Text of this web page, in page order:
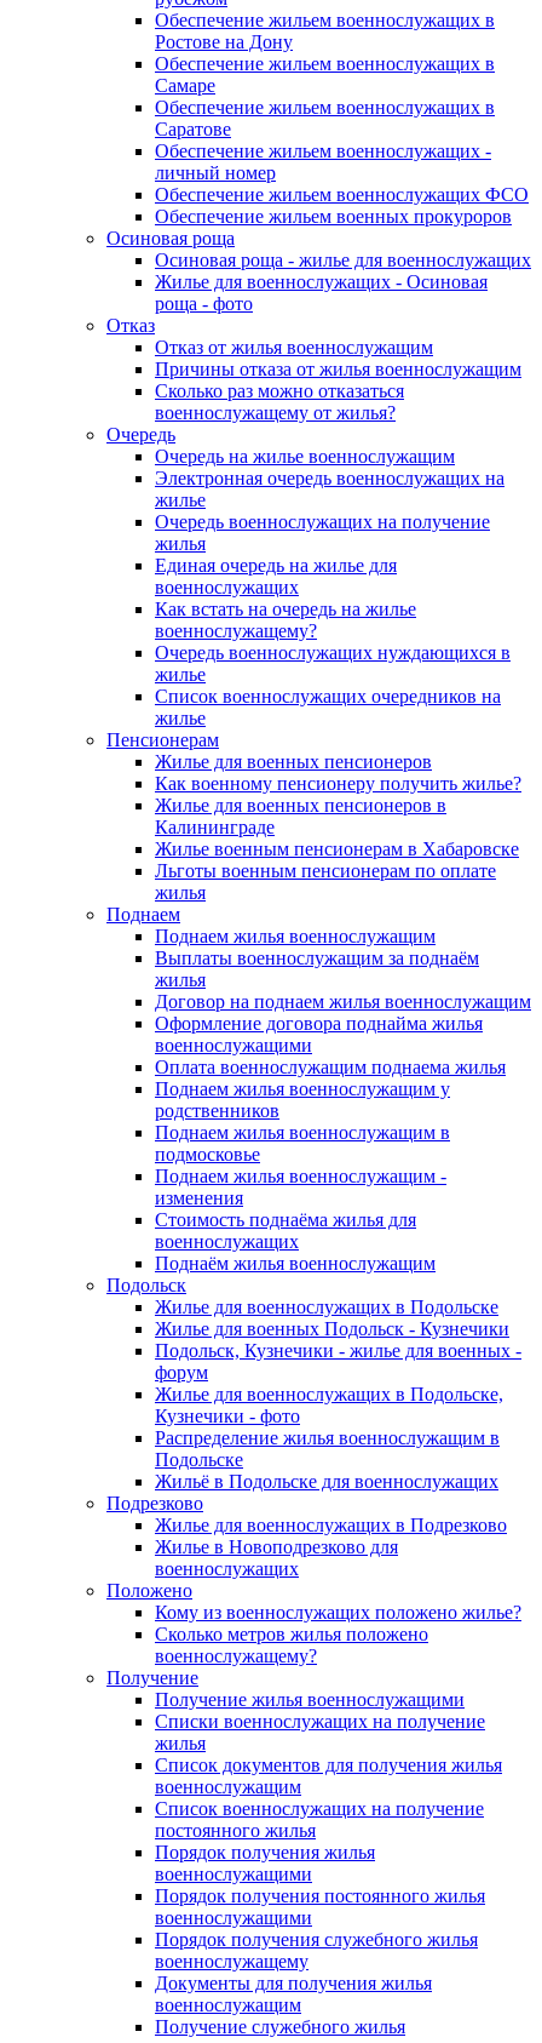
Обеспечение жильем военнослужащих в
Ростове на Дону
Обеспечение жильем военнослужащих в
Самаре
Обеспечение жильем военнослужащих в
Саратове
Обеспечение жильем военнослужащих -
личный номер
Обеспечение жильем военнослужащих ФСО
Обеспечение жильем военных прокуроров
Осиновая роща
Осиновая роща - жилье для военнослужащих
Жилье для военнослужащих - Осиновая
роща - фото
Отказ
Отказ от жилья военнослужащим
Причины отказа от жилья военнослужащим
Сколько раз можно отказаться
военнослужащему от жилья?
Очередь
Очередь на жилье военнослужащим
Электронная очередь военнослужащих на
жилье
Очередь военнослужащих на получение
жилья
Единая очередь на жилье для
военнослужащих
Как встать на очередь на жилье
военнослужащему?
Очередь военнослужащих нуждающихся в
жилье
Список военнослужащих очередников на
жилье
Пенсионерам
Жилье для военных пенсионеров
Как военному пенсионеру получить жилье?
Жилье для военных пенсионеров в
Калининграде
Жилье военным пенсионерам в Хабаровске
Льготы военным пенсионерам по оплате
жилья
Поднаем
Поднаем жилья военнослужащим
Выплаты военнослужащим за поднаём
жилья
Договор на поднаем жилья военнослужащим
Оформление договора поднайма жилья
военнослужащими
Оплата военнослужащим поднаема жилья
Поднаем жилья военнослужащим у
родственников
Поднаем жилья военнослужащим в
подмосковье
Поднаем жилья военнослужащим -
изменения
Стоимость поднаёма жилья для
военнослужащих
Поднаём жилья военнослужащим
Подольск
Жилье для военнослужащих в Подольске
Жилье для военных Подольск - Кузнечики
Подольск, Кузнечики - жилье для военных -
форум
Жилье для военнослужащих в Подольске,
Кузнечики - фото
Распределение жилья военнослужащим в
Подольске
Жильё в Подольске для военнослужащих
Подрезково
Жилье для военнослужащих в Подрезково
Жилье в Новоподрезково для
военнослужащих
Положено
Кому из военнослужащих положено жилье?
Сколько метров жилья положено
военнослужащему?
Получение
Получение жилья военнослужащими
Списки военнослужащих на получение
жилья
Список документов для получения жилья
военнослужащим
Список военнослужащих на получение
постоянного жилья
Порядок получения жилья
военнослужащими
Порядок получения постоянного жилья
военнослужащими
Порядок получения служебного жилья
военнослужащему
Документы для получения жилья
военнослужащим
Получение служебного жилья